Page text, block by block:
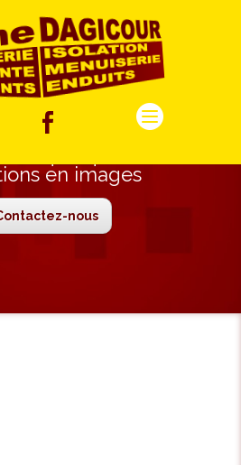
en images
nous